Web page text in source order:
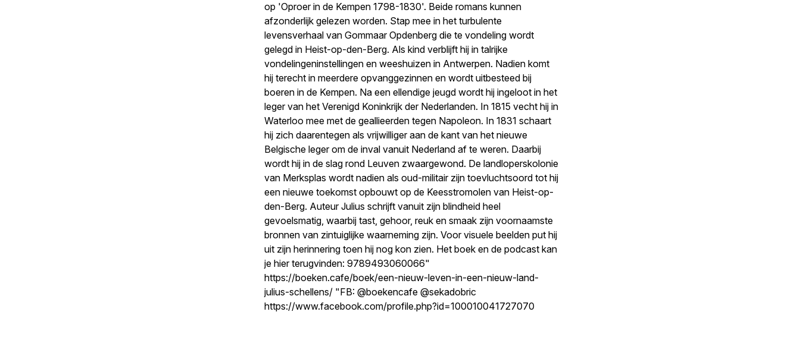
op 'Oproer in de Kempen 1798-1830'. Beide romans kunnen
afzonderlijk gelezen worden. Stap mee in het turbulente
levensverhaal van Gommaar Opdenberg die te vondeling wordt
gelegd in Heist-op-den-Berg. Als kind verblijft hij in talrijke
vondelingeninstellingen en weeshuizen in Antwerpen. Nadien komt
hij terecht in meerdere opvanggezinnen en wordt uitbesteed bij
boeren in de Kempen. Na een ellendige jeugd wordt hij ingeloot in het
leger van het Verenigd Koninkrijk der Nederlanden. In 1815 vecht hij in
Waterloo mee met de geallieerden tegen Napoleon. In 1831 schaart
hij zich daarentegen als vrijwilliger aan de kant van het nieuwe
Belgische leger om de inval vanuit Nederland af te weren. Daarbij
wordt hij in de slag rond Leuven zwaargewond. De landloperskolonie
van Merksplas wordt nadien als oud-militair zijn toevluchtsoord tot hij
een nieuwe toekomst opbouwt op de Keesstromolen van Heist-op-
den-Berg. Auteur Julius schrijft vanuit zijn blindheid heel
gevoelsmatig, waarbij tast, gehoor, reuk en smaak zijn voornaamste
bronnen van zintuiglijke waarneming zijn. Voor visuele beelden put hij
uit zijn herinnering toen hij nog kon zien. Het boek en de podcast kan
je hier terugvinden: 9789493060066"
https://boeken.cafe/boek/een-nieuw-leven-in-een-nieuw-land-
julius-schellens/ "FB: @boekencafe @sekadobric
https://www.facebook.com/profile.php?id=100010041727070